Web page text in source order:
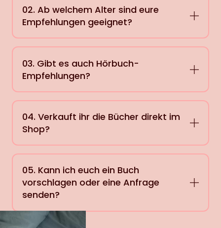
02. Ab welchem Alter sind eure
Empfehlungen geeignet?
03. Gibt es auch Hörbuch-
Empfehlungen?
04. Verkauft ihr die Bücher direkt im
Shop?
05. Kann ich euch ein Buch
vorschlagen oder eine Anfrage
senden?